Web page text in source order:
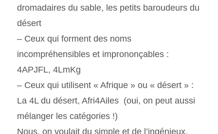
dromadaires du sable, les petits baroudeurs du
désert
– Ceux qui forment des noms
incompréhensibles et imprononçables :
4APJFL, 4LmKg
– Ceux qui utilisent « Afrique » ou « désert » :
La 4L du désert, Afri4Ailes (oui, on peut aussi
mélanger les catégories !)
Nous, on voulait du simple et de l’ingénieux,